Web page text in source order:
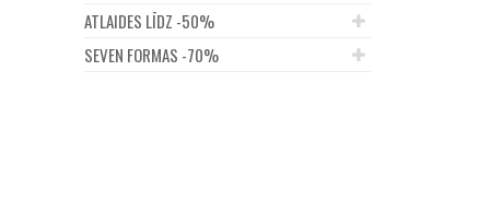
ATLAIDES LĪDZ -50%
SEVEN FORMAS -70%